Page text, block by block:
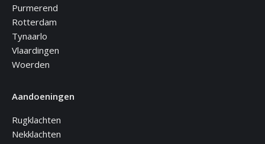
Purmerend
Rotterdam
Tynaarlo
Vlaardingen
Woerden
Aandoeningen
Rugklachten
Nekklachten